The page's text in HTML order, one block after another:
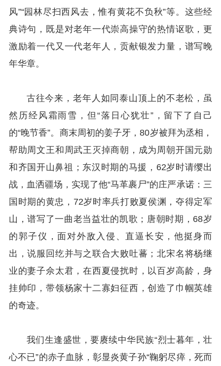
风”“园林尽扫西风去，惟有黄花不负秋”等。这些经
典诗句，既是对老年一代崇高操守的热情讴歌，更
激励着一代又一代老年人，贡献银发力量，谱写晚
年华章。
古往今来，老年人如同泰山顶上的不老松，虽
然历经风霜雨雪，但“落日心犹壮”，留下了自己
的“晚节香”。商末周初的姜子牙，80岁被拜为丞相，
帮助周文王和周武王灭掉商朝，成为周朝开国元勋
和齐国开山鼻祖；东汉时期的马援，62岁时请缨出
战，血洒疆场，实现了他“马革裹尸”的庄严承诺：三
国时期的黄忠，72岁时率兵打败夏侯渊，夺得定军
山，谱写了一曲老当益壮的凯歌；唐朝时期，68岁
的郭子仪，面对外敌入侵、直逼长安，他挺身而
出，说服回纥并与之联合大败吐蕃；北宋名将杨继
业的妻子佘太君，在西夏侵扰时，以百岁高龄，身
挂帅印，带领杨家十二寡妇征西，创造了巾帼英雄
的奇迹。
我们生逢盛世，要赓续中华民族“烈士暮年，壮
心不已”的赤子血脉，彰显炎黄子孙“鞠躬尽瘁，死而